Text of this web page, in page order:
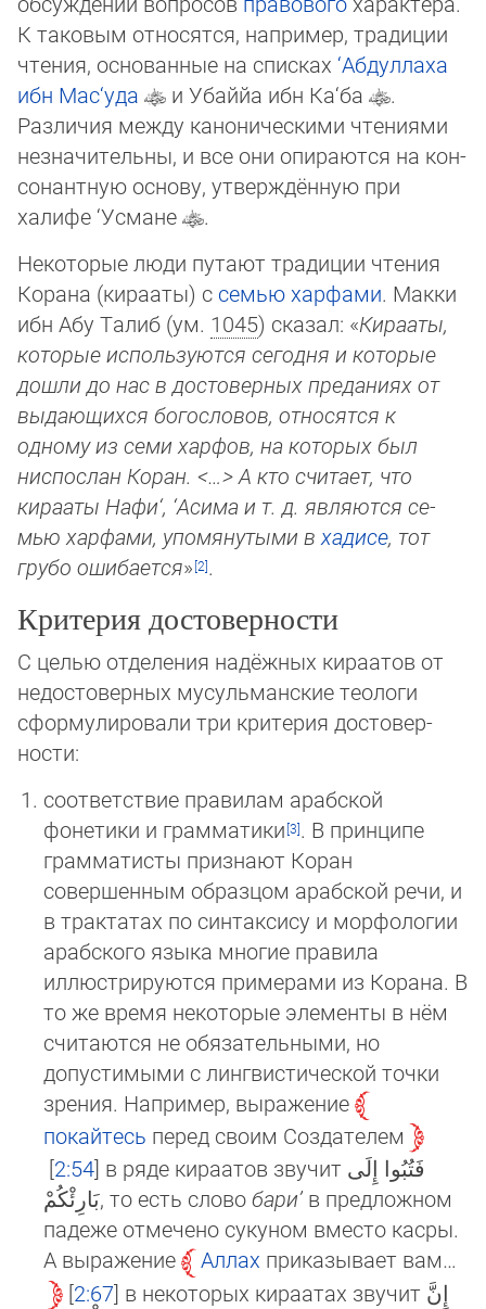
К таковым относятся, например, традиции
чтения, основанные на списках ‘Абдуллаха
ибн Мас­‘у­да
и Убаййа ибн Ка‘ба
.
Различия между каноническими чтениями
незначительны, и все они опираются на кон­
со­нант­ную основу, утверждённую при
халифе ‘Усмане
.
Некоторые люди путают традиции чтения
Корана (кирааты) с семью харфами. Макки
ибн Абу Талиб (ум. 1045) сказал: «Ки­ра­аты,
которые используются сегодня и которые
дошли до нас в достоверных преданиях от
выдающихся богословов, от­но­сят­ся к
одному из семи харфов, на которых был
ниспослан Коран. <…> А кто считает, что
кирааты Нафи‘, ‘Асима и т. д. яв­ля­ют­ся се­
мью харфами, упомянутыми в хадисе, тот
грубо ошибается» .
Критерия достоверности
С целью отделения надёжных кираатов от
недостоверных мусульманские теологи
сформулировали три критерия досто­вер­
ности:
соответствие правилам арабской
фонетики и грамматики
. В принципе
грамматисты признают Коран
совершенным об­раз­цом арабской речи, и
в трактатах по синтаксису и морфологии
арабского языка многие правила
иллюстрируются при­ме­ра­ми из Корана. В
то же время некоторые элементы в нём
считаются не обязательными, но
допустимыми с линг­вис­ти­ческой точки
зрения. Например, выражение
покайтесь перед своим Создателем
2:54 в ряде кираатов зву­чит فَتُبُوا إِلَى
بَارِئْكُمْ, то есть словобари’ в предложном
падеже отмечено сукyном вместо касры.
А выражение
Аллах при­ка­зы­ва­ет вам…
2:67 в некоторых кираатах зву­чит إِنَّ